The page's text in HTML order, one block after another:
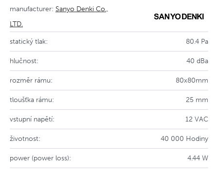
manufacturer: Sanyo Denki Co.,
LTD.
statický tlak: 80.4 Pa
hlučnost: 40 dBa
rozměr rámu: 80x80mm
tloušťka rámu: 25 mm
vstupní napětí: 12 VAC
životnost: 40 000 Hodiny
power (power loss): 4.44 W